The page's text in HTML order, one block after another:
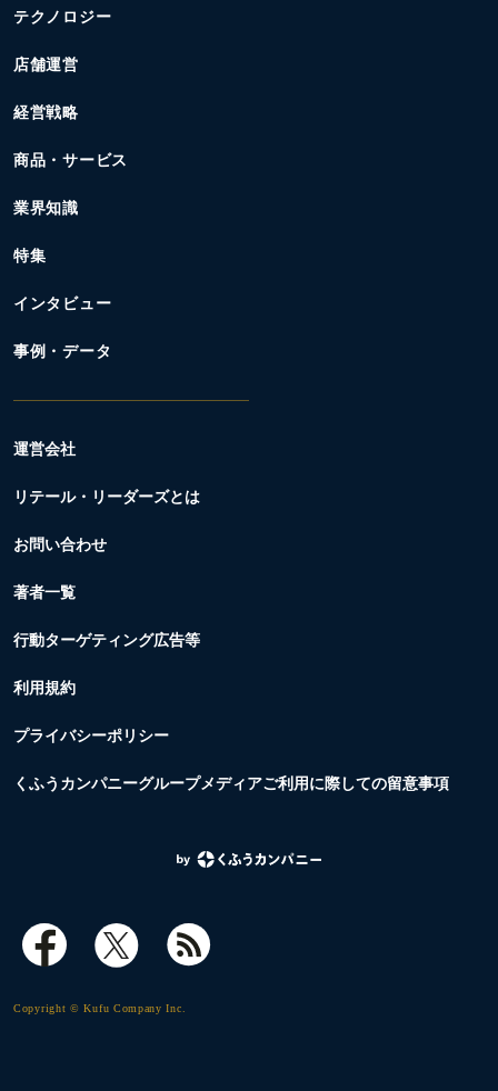
テクノロジー
店舗運営
経営戦略
商品・サービス
業界知識
特集
インタビュー
事例・データ
運営会社
リテール・リーダーズとは
お問い合わせ
著者一覧
行動ターゲティング広告等
利用規約
プライバシーポリシー
くふうカンパニーグループメディアご利用に際しての留意事項
Copyright © Kufu Company Inc.